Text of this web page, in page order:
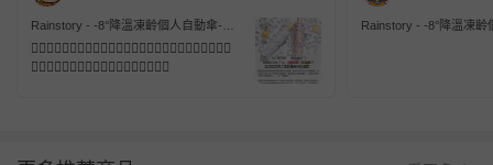
Rainstory - -8°降溫凍齡個人自動傘-春
漾飛舞-自動開收傘
👍🏻👍🏻👍🏻👍🏻👍🏻👍🏻👍🏻👍🏻👍🏻👍🏻👍🏻👍🏻👍🏻
👍🏻👍🏻👍🏻👍🏻👍🏻👍🏻👍🏻👍🏻👍🏻
Rainstory - -8°降溫凍齡